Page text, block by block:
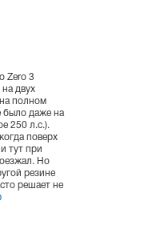
Zero 3
двух
полном
было даже на
250 л.с.).
поверх
тут при
Но
резине
решает не